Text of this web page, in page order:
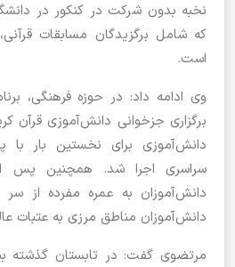
نخبه بدون شرکت در کنکور در
که شامل برگزیدگان مسابقات
است.
وی ادامه داد: در حوزه فرهنگی،
برگزاری جزخوانی دانش‌آموزی قرآن
دانش‌آموزی برای نخستین بار
دانش‌آموزان مناطق مرزی به عتبات